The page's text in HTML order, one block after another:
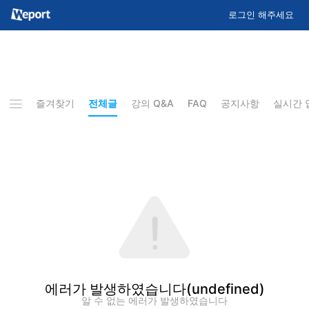
로그인 해주세요
즐겨찾기 전체글 강의 Q&A FAQ 공지사항 실시간
에러가 발생하였습니다(undefined)
알 수 없는 에러가 발생하였습니다